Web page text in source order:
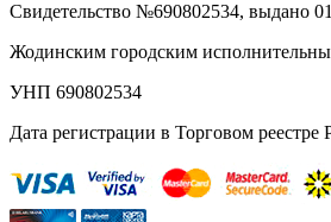
Свидетельство №690802534, выдано
Жодинским городским
УНП 690802534
Дата регистрации в Торговом реестре